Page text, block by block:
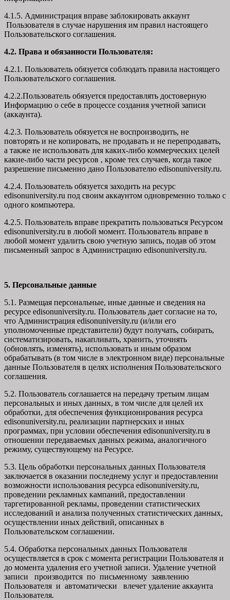
4.1.5. Администрация вправе заблокировать аккаунт
Пользователя в случае нарушения им правил настоящего
Пользовательского соглашения.
4.2. Права и обязанности Пользователя:
4.2.1. Пользователь обязуется соблюдать правила настоящего
Пользовательского соглашения.
4.2.2.Пользователь обязуется предоставлять достоверную
Информацию о себе в процессе создания учетной записи
(аккаунта).
4.2.3. Пользователь обязуется не воспроизводить, не
повторять и не копировать, не продавать и не перепродавать,
а также не использовать для каких-либо коммерческих целей
какие-либо части ресурсов , кроме тех случаев, когда такое
разрешение письменно дано Пользователю edisonuniversity.ru.
4.2.4. Пользователь обязуется заходить на ресурс
edisonuniversity.ru под своим аккаунтом одновременно только с
одного компьютера.
4.2.5. Пользователь вправе прекратить пользоваться Ресурсом
edisonuniversity.ru в любой момент. Пользователь вправе в
любой момент удалить свою учетную запись, подав об этом
письменный запрос в Администрацию edisonuniversity.ru.
5. Персональные данные
5.1. Размещая персональные, иные данные и сведения на
ресурсе edisonuniversity.ru. Пользователь дает согласие на то,
что Администрация edisonuniversity.ru (и/или его
уполномоченные представители) будут получать, собирать,
систематизировать, накапливать, хранить, уточнять
(обновлять, изменять), использовать и иным образом
обрабатывать (в том числе в электронном виде) персональные
данные Пользователя в целях исполнения Пользовательского
соглашения.
5.2. Пользователь соглашается на передачу третьим лицам
персональных и иных данных, в том числе для целей их
обработки, для обеспечения функционирования ресурса
edisonuniversity.ru, реализации партнерских и иных
программах, при условии обеспечения edisonuniversity.ru в
отношении передаваемых данных режима, аналогичного
режиму, существующему на Ресурсе.
5.3. Цель обработки персональных данных Пользователя
заключается в оказании последнему услуг и предоставлении
возможности использования ресурса edisonuniversity.ru,
проведении рекламных кампаний, предоставлении
таргетированной рекламы, проведении статистических
исследований и анализа полученных статистических данных,
осуществлении иных действий, описанных в
Пользовательском соглашении.
5.4. Обработка персональных данных Пользователя
осуществляется в срок с момента регистрации Пользователя и
до момента удаления его учетной записи. Удаление учетной
записи производится по письменному заявлению
Пользователя и автоматически влечет удаление аккаунта
Пользователя.